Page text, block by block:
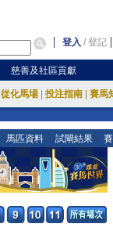
登入 /登記
慈善及社區貢獻
從化馬場 投注指南 賽馬
馬匹資料 試閘結果